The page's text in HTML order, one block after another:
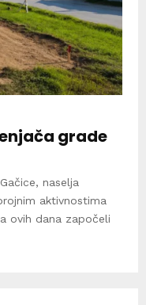
grade
naselja
aktivnostima
ovih dana započeli